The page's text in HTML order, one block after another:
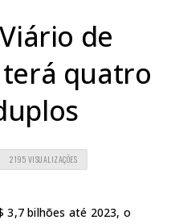
de
quatro
2195 VISUALIZAÇÕES
3,7 bilhões até 2023, o